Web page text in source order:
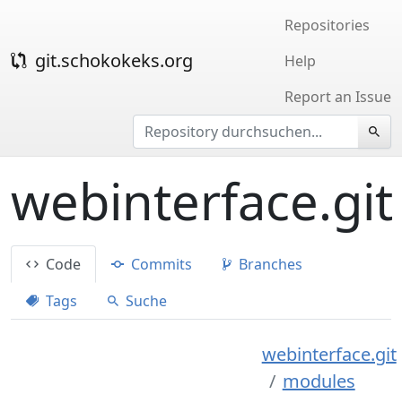
git.schokokeks.org
Repositories
Help
Report an Issue
webinterface.git
Code Commits
Branches
Tags
Suche
webinterface.git
modules